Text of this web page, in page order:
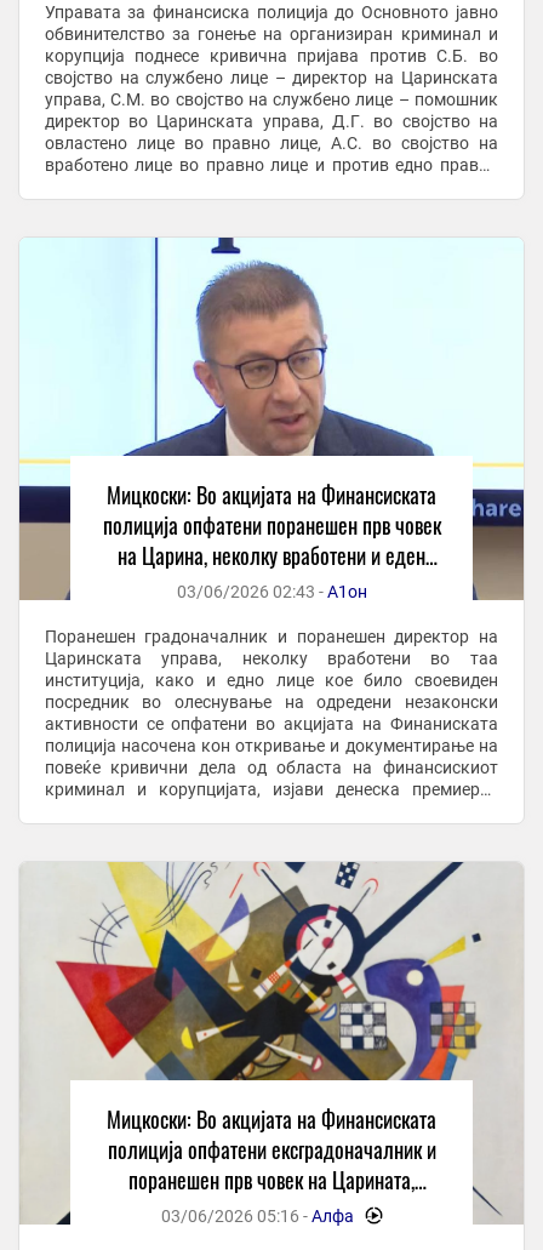
Управата за финансиска полиција до Основното јавно
обвинителство за гонење на организиран криминал и
корупција поднесе кривична пријава против С.Б. во
својство на службено лице – директор на Царинската
управа, С.М. во својство на службено лице – помошник
директор во Царинската управа, Д.Г. во својство на
овластено лице во правно лице, А.С. во својство на
вработено лице во правно лице и против едно правно
Мицкоски: Во акцијата на Финансиската
полиција опфатени поранешен прв човек
на Царина, неколку вработени и еден
„посредник“
03/06/2026 02:43 -А1он
Поранешен градоначалник и поранешен директор на
Царинската управа, неколку вработени во таа
институција, како и едно лице кое било своевиден
посредник во олеснување на одредени незаконски
активности се опфатени во акцијата на Финаниската
полиција насочена кон откривање и документирање на
повеќе кривични дела од областа на финансискиот
криминал и корупцијата, изјави денеска премиерот
Мицкоски: Во акцијата на Финансиската
полиција опфатени ексградоначалник и
поранешен прв човек на Царината,
неколку вработени и еден посредник
03/06/2026 05:16 -Алфа -